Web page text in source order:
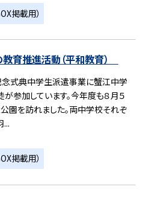
掲載用）
教育推進活動（平和教育）
式典中学生派遣事業に蟹江中学
参加しています。今年度も８月５
公園を訪れました。両中学校それぞ
...
掲載用）